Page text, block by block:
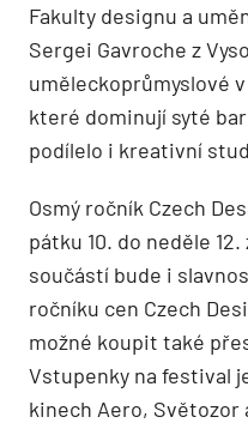
Fakulty designu a
Sergei Gavroche z
uměleckoprůmyslové
které dominují syté
podílelo i kreativní
Osmý ročník Czech
pátku 10. do neděle
součástí bude i
ročníku cen Czech
možné koupit také
Vstupenky na festival
kinech Aero, Světozor